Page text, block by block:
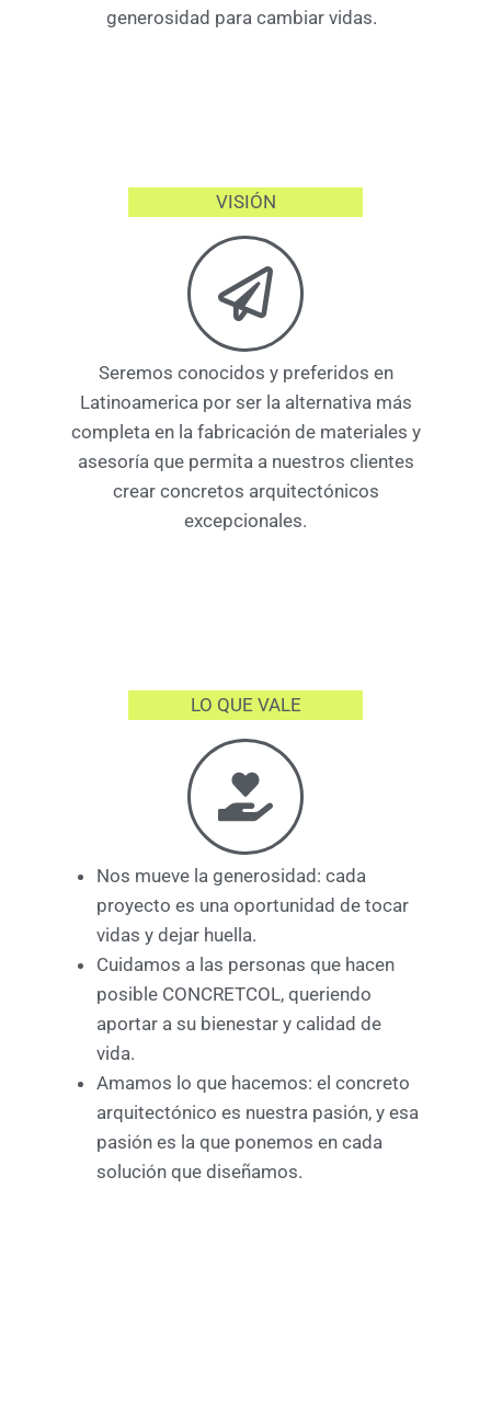
generosidad para cambiar vidas.
VISIÓN
Seremos conocidos y preferidos en
Latinoamerica por ser la alternativa más
completa en la fabricación de materiales y
asesoría que permita a nuestros clientes
crear concretos arquitectónicos
excepcionales.
LO QUE VALE
Nos mueve la generosidad: cada
proyecto es una oportunidad de tocar
vidas y dejar huella.
Cuidamos a las personas que hacen
posible CONCRETCOL, queriendo
aportar a su bienestar y calidad de
vida.
Amamos lo que hacemos: el concreto
arquitectónico es nuestra pasión, y esa
pasión es la que ponemos en cada
solución que diseñamos.